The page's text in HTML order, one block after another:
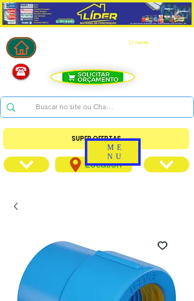
Carrinho
SUPER OFERTAS
Location
ME
NU